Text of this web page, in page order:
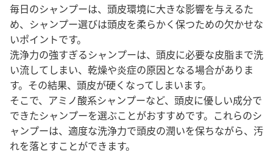
毎日のシャンプーは、頭皮環境に大きな影響を与えるた
め、シャンプー選びは頭皮を柔らかく保つための欠かせな
いポイントです。
洗浄力の強すぎるシャンプーは、頭皮に必要な皮脂まで洗
い流してしまい、乾燥や炎症の原因となる場合がありま
す。その結果、頭皮が硬くなってしまいます。
そこで、アミノ酸系シャンプーなど、頭皮に優しい成分で
できたシャンプーを選ぶことがおすすめです。これらのシ
ャンプーは、適度な洗浄力で頭皮の潤いを保ちながら、汚
れを落とすことができます。